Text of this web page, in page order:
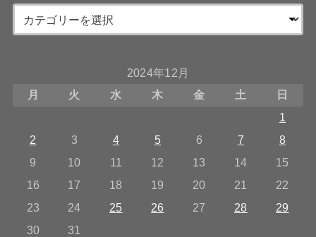
2024年12月
月
火 水 木 金 土
日
1
2
3 4 5 6 7
8
9
10 11 12 13 14
15
16
17 18 19 20 21
22
23
24 25 26 27 28
29
30
31